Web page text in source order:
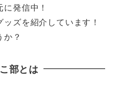
発信中！
ズを紹介しています！
か？
部とは